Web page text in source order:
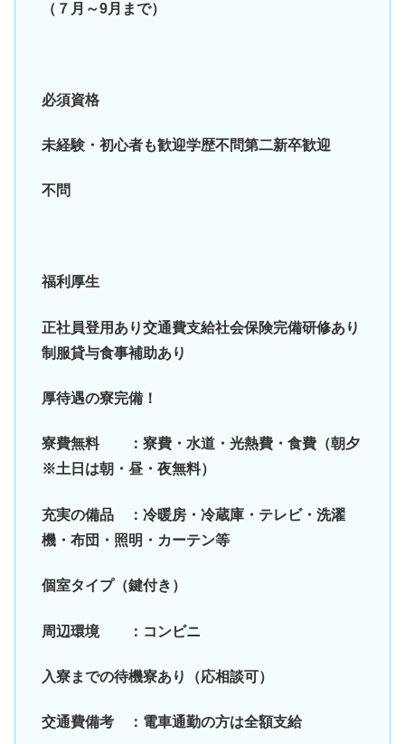
（７月～9月まで）
必須資格
未経験・初心者も歓迎学歴不問第二新卒歓迎
不問
福利厚生
正社員登用あり交通費支給社会保険完備研修あり
制服貸与食事補助あり
厚待遇の寮完備！
寮費無料 ：寮費・水道・光熱費・食費（朝夕
※土日は朝・昼・夜無料）
充実の備品 ：冷暖房・冷蔵庫・テレビ・洗濯
機・布団・照明・カーテン等
個室タイプ（鍵付き）
周辺環境 ：コンビニ
入寮までの待機寮あり（応相談可）
交通費備考 ：電車通勤の方は全額支給